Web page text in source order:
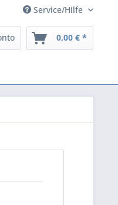
Service/Hilfe
0,00 € *